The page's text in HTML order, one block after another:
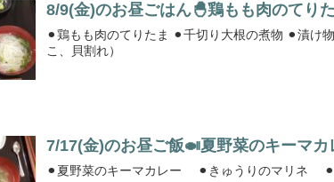
8/9(金)のお昼ごはん🐣鶏もも肉のてり
⚫︎鶏もも肉のてりたま ⚫︎千切り大根の煮物 ⚫︎漬け物（白菜、たくあん） ⚫︎にゅうめん（かまぼ
こ、貝割れ）
7/17(金)のお昼ご飯🍛夏野菜のキーマカ